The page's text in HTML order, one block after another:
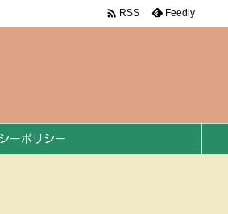
ーポリシー
 RSS Feedly